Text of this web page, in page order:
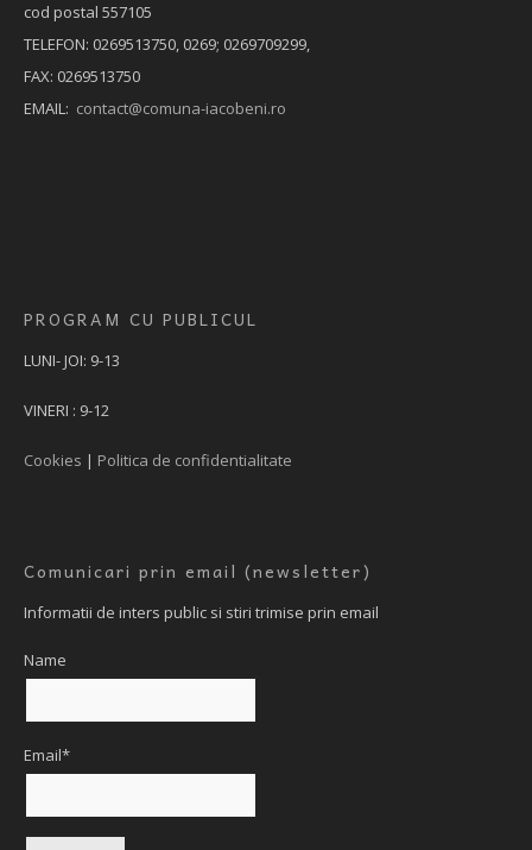
cod postal 557105
TELEFON: 0269513750, 0269; 0269709299,
FAX: 0269513750
EMAIL: contact@comuna-iacobeni.ro
PROGRAM CU PUBLICUL
LUNI- JOI: 9-13
VINERI : 9-12
Cookies | Politica de confidentialitate
Comunicari prin email (newsletter)
Informatii de inters public si stiri trimise prin email
Name
Email*